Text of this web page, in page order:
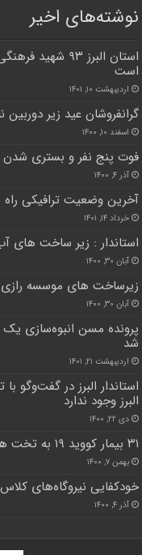
نوشته‌های اخیر
است
اردیبهشت ۱۰, ۱۴۰۱
گرانفروشان عید زیر دوربین
اسفند ۱۰, ۱۴۰۰
فوت پنج نفر و بستری شدن ۶۴ بیمار کووید۱۹ در
آذر ۴, ۱۴۰۰
آخرین وضعیت ترافیکی راه های
خرداد ۱۴, ۱۴۰۱
استاندار : زیر ساخت های
آبان ۳۰, ۱۴۰۰
زیرساخت های موسسه
آبان ۳۰, ۱۴۰۰
شد
اردیبهشت ۲۱, ۱۴۰۱
استاندار البرز در گفت‌وگو
البرز وجود ندارد
دی ۲۲, ۱۴۰۰
۳۱ بیمار کووید ۱۹ به تخت های بستری البرز انتقال یافتند
بهمن ۷, ۱۴۰۰
خودکفایی نیروگاه‌های
آذر ۴, ۱۴۰۰